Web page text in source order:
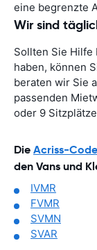
eine begrenzte
Wir sind
Sollten Sie Hilfe
haben, können
beraten wir Sie
passenden
oder 9
DieAcriss-
den Vans und
IVMR
FVMR
SVMN
SVAR